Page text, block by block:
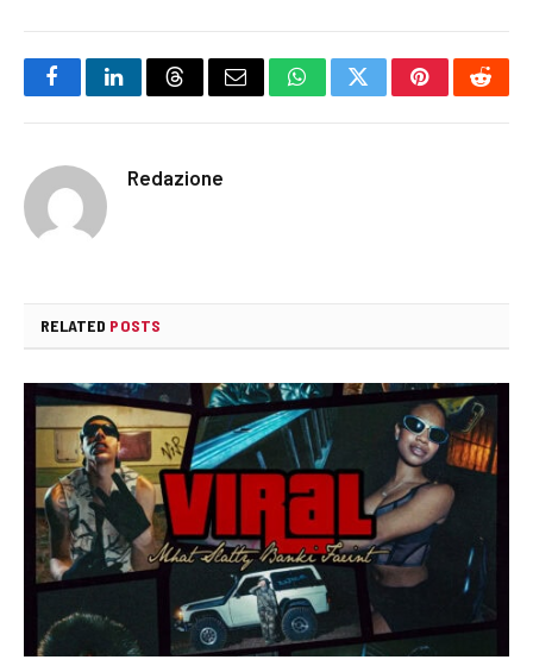
FacebookLinkedInThreadsEmail WhatsAppTwitterPinterest
Redazione
RELATED POSTS